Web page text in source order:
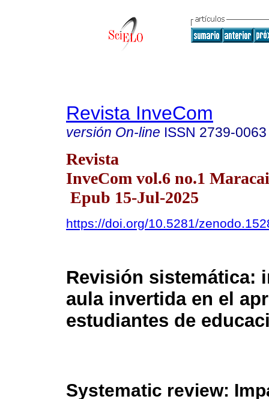
Revista InveCom
versión On-line ISSN 2739-0063
Revista
InveCom vol.6 no.1
Epub 15-Jul-2025
https://doi.org/10.5281/
Revisión sistemática:
aula invertida en el
estudiantes de
Systematic review: